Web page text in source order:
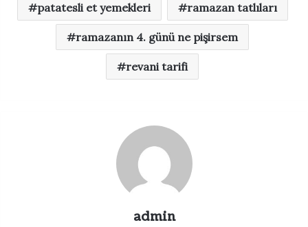
patatesli et yemekleri ramazan tatlıları
ramazanın 4. günü ne pişirsem
revani tarifi
admin